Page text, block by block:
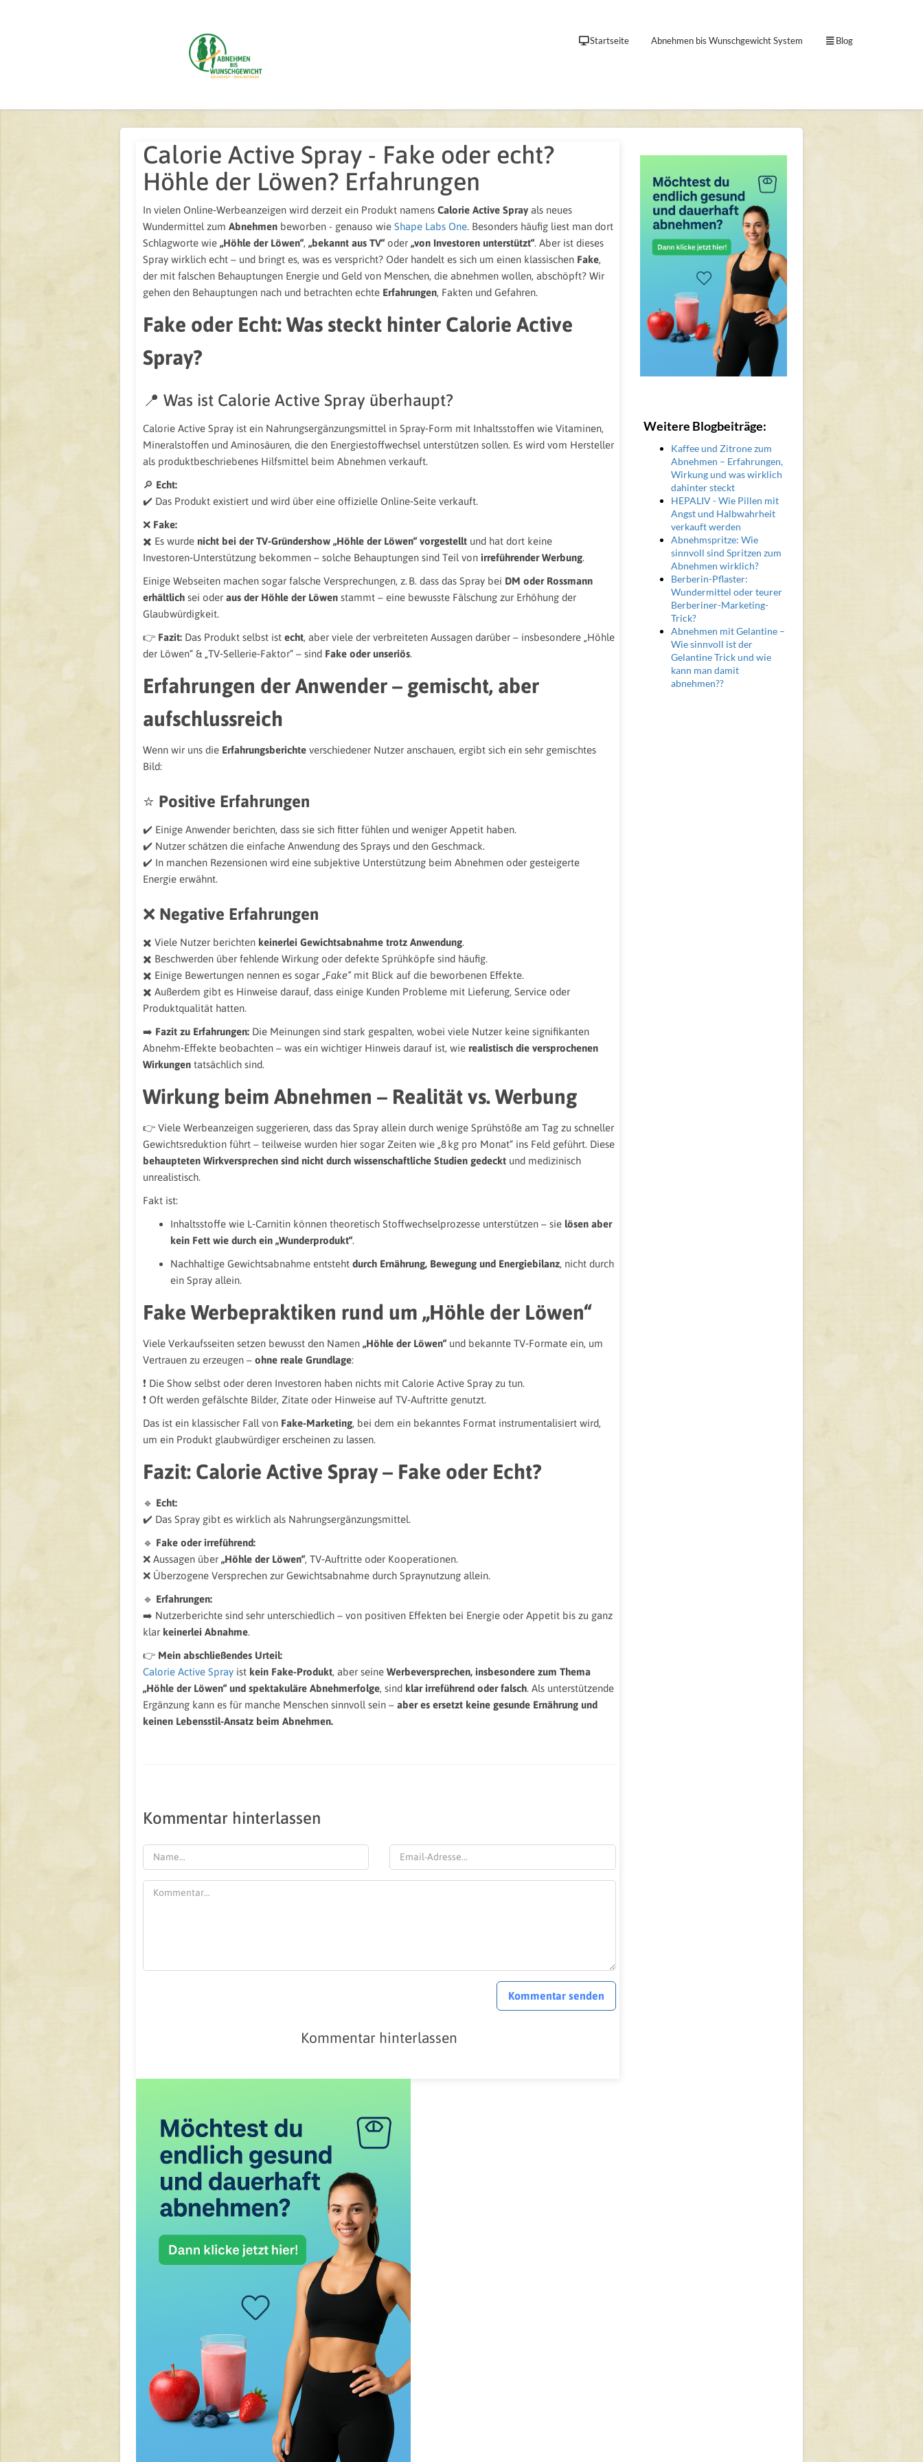
Startseite Abnehmen bis Wunschgewicht System Blog
Calorie Active Spray - Fake oder echt?
Höhle der Löwen? Erfahrungen
In vielen Online‑Werbeanzeigen wird derzeit ein Produkt namens Calorie Active Spray als neues
Wundermittel zum Abnehmen beworben - genauso wie Shape Labs One. Besonders häufig liest man dort
Schlagworte wie „Höhle der Löwen“, „bekannt aus TV“ oder „von Investoren unterstützt“. Aber ist dieses
Spray wirklich echt – und bringt es, was es verspricht? Oder handelt es sich um einen klassischen Fake,
der mit falschen Behauptungen Energie und Geld von Menschen, die abnehmen wollen, abschöpft? Wir
gehen den Behauptungen nach und betrachten echte Erfahrungen, Fakten und Gefahren.
Fake oder Echt: Was steckt hinter Calorie Active
Spray?
📍 Was ist Calorie Active Spray überhaupt?
Calorie Active Spray ist ein Nahrungsergänzungsmittel in Spray‑Form mit Inhaltsstoffen wie Vitaminen,
Mineralstoffen und Aminosäuren, die den Energiestoffwechsel unterstützen sollen. Es wird vom Hersteller
als produktbeschriebenes Hilfsmittel beim Abnehmen verkauft.
🔎 Echt:
✔️ Das Produkt existiert und wird über eine offizielle Online‑Seite verkauft.
❌ Fake:
✖️ Es wurde nicht bei der TV‑Gründershow „Höhle der Löwen“ vorgestellt und hat dort keine
Investoren‑Unterstützung bekommen – solche Behauptungen sind Teil von irreführender Werbung.
Einige Webseiten machen sogar falsche Versprechungen, z. B. dass das Spray bei DM oder Rossmann
erhältlich sei oder aus der Höhle der Löwen stammt – eine bewusste Fälschung zur Erhöhung der
Glaubwürdigkeit.
👉 Fazit: Das Produkt selbst ist echt, aber viele der verbreiteten Aussagen darüber – insbesondere „Höhle
der Löwen“ & „TV‑Sellerie‑Faktor“ – sind Fake oder unseriös.
Erfahrungen der Anwender – gemischt, aber
aufschlussreich
Wenn wir uns die Erfahrungsberichte verschiedener Nutzer anschauen, ergibt sich ein sehr gemischtes
Bild:
⭐ Positive Erfahrungen
✔️ Einige Anwender berichten, dass sie sich fitter fühlen und weniger Appetit haben.
✔️ Nutzer schätzen die einfache Anwendung des Sprays und den Geschmack.
✔️ In manchen Rezensionen wird eine subjektive Unterstützung beim Abnehmen oder gesteigerte
Energie erwähnt.
❌ Negative Erfahrungen
✖️ Viele Nutzer berichten keinerlei Gewichtsabnahme trotz Anwendung.
✖️ Beschwerden über fehlende Wirkung oder defekte Sprühköpfe sind häufig.
✖️ Einige Bewertungen nennen es sogar „Fake“mit Blick auf die beworbenen Effekte.
✖️ Außerdem gibt es Hinweise darauf, dass einige Kunden Probleme mit Lieferung, Service oder
Produktqualität hatten.
➡️ Fazit zu Erfahrungen: Die Meinungen sind stark gespalten, wobei viele Nutzer keine signifikanten
Abnehm‑Effekte beobachten – was ein wichtiger Hinweis darauf ist, wie realistisch die versprochenen
Wirkungen tatsächlich sind.
Wirkung beim Abnehmen – Realität vs. Werbung
👉 Viele Werbeanzeigen suggerieren, dass das Spray allein durch wenige Sprühstöße am Tag zu schneller
Gewichtsreduktion führt – teilweise wurden hier sogar Zeiten wie „8 kg pro Monat“ ins Feld geführt. Diese
behaupteten Wirkversprechen sind nicht durch wissenschaftliche Studien gedeckt und medizinisch
unrealistisch.
Fakt ist:
Inhaltsstoffe wie L‑Carnitin können theoretisch Stoffwechselprozesse unterstützen – sie lösen aber
kein Fett wie durch ein „Wunderprodukt“.
Nachhaltige Gewichtsabnahme entsteht durch Ernährung, Bewegung und Energiebilanz, nicht durch
ein Spray allein.
Fake Werbepraktiken rund um „Höhle der Löwen“
Viele Verkaufsseiten setzen bewusst den Namen „Höhle der Löwen“ und bekannte TV‑Formate ein, um
Vertrauen zu erzeugen – ohne reale Grundlage:
❗ Die Show selbst oder deren Investoren haben nichts mit Calorie Active Spray zu tun.
❗ Oft werden gefälschte Bilder, Zitate oder Hinweise auf TV‑Auftritte genutzt.
Das ist ein klassischer Fall von Fake‑Marketing, bei dem ein bekanntes Format instrumentalisiert wird,
um ein Produkt glaubwürdiger erscheinen zu lassen.
Fazit: Calorie Active Spray – Fake oder Echt?
🔹 Echt:
✔️ Das Spray gibt es wirklich als Nahrungsergänzungsmittel.
🔹 Fake oder irreführend:
❌ Aussagen über „Höhle der Löwen“, TV‑Auftritte oder Kooperationen.
❌ Überzogene Versprechen zur Gewichtsabnahme durch Spraynutzung allein.
🔹 Erfahrungen:
➡️ Nutzerberichte sind sehr unterschiedlich – von positiven Effekten bei Energie oder Appetit bis zu ganz
klar keinerlei Abnahme.
👉 Mein abschließendes Urteil:
Calorie Active Spray ist kein Fake‑Produkt, aber seine Werbeversprechen, insbesondere zum Thema
„Höhle der Löwen“ und spektakuläre Abnehmerfolge, sind klar irreführend oder falsch. Als unterstützende
Ergänzung kann es für manche Menschen sinnvoll sein – aber es ersetzt keine gesunde Ernährung und
keinen Lebensstil‑Ansatz beim Abnehmen.
Kommentar hinterlassen
Kommentar senden
Kommentar hinterlassen
Weitere Blogbeiträge:
Kaffee und Zitrone zum
Abnehmen – Erfahrungen,
Wirkung und was wirklich
dahinter steckt
HEPALIV - Wie Pillen mit
Angst und Halbwahrheit
verkauft werden
Abnehmspritze: Wie
sinnvoll sind Spritzen zum
Abnehmen wirklich?
Berberin-Pflaster:
Wundermittel oder teurer
Berberiner-Marketing-
Trick?
Abnehmen mit Gelantine –
Wie sinnvoll ist der
Gelantine Trick und wie
kann man damit
abnehmen??